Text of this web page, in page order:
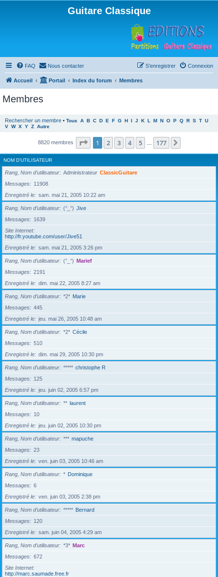
Guitare Classique
FAQ Nous contacter Connexion
S’enregistrer
Accueil Portail Index du forum Membres
Membres
Rechercher un membre • Tous A B C D E F G H I J K L M N O P Q R S T U
V W X Y Z Autre
8820 membres Page 1sur177
1 2 3 4 5 177
NOM D’UTILISATEUR
Rang, Nom d’utilisateur Administrateur ClassicGuitare
Messages
11908
Enregistré le
sam. mai 21, 2005 10:22 am
Rang, Nom d’utilisateur (°_°) Jive
Messages
1639
Site Internet
http://fr.youtube.com/user/Jive51
Enregistré le
sam. mai 21, 2005 3:26 pm
Rang, Nom d’utilisateur (°_°) Marief
Messages
2191
Enregistré le
dim. mai 22, 2005 8:27 am
Rang, Nom d’utilisateur *2* Marie
Messages
445
Enregistré le
jeu. mai 26, 2005 10:48 am
Rang, Nom d’utilisateur *2* Cécile
Messages
510
Enregistré le
dim. mai 29, 2005 10:30 pm
Rang, Nom d’utilisateur ***** christophe R
Messages
125
Enregistré le
jeu. juin 02, 2005 6:57 pm
Rang, Nom d’utilisateur ** laurent
Messages
10
Enregistré le
jeu. juin 02, 2005 10:30 pm
Rang, Nom d’utilisateur *** mapuche
Messages
23
Enregistré le
ven. juin 03, 2005 10:46 am
Rang, Nom d’utilisateur * Dominique
Messages
6
Enregistré le
ven. juin 03, 2005 2:38 pm
Rang, Nom d’utilisateur ***** Bernard
Messages
120
Enregistré le
sam. juin 04, 2005 4:29 am
Rang, Nom d’utilisateur *3* Marc
Messages
672
Site Internet
http://marc.saumade.free.fr